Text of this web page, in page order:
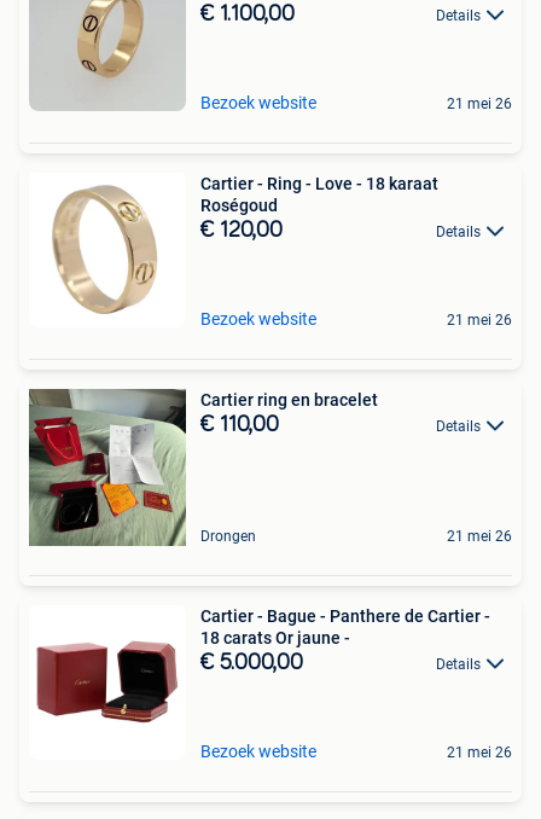
€ 1.100,00 Details
Bezoek website 21 mei 26
Cartier - Ring - Love - 18 karaat
Roségoud
€ 120,00 Details
Bezoek website 21 mei 26
Cartier ring en bracelet
€ 110,00 Details
Drongen 21 mei 26
Cartier - Bague - Panthere de Cartier -
18 carats Or jaune -
€ 5.000,00 Details
Bezoek website 21 mei 26